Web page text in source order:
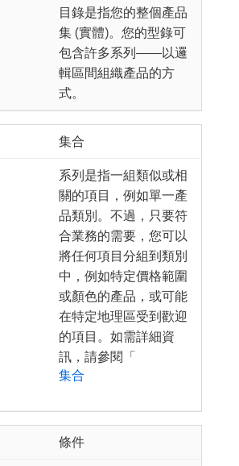
目錄是指您的整個產品
集 (實體)。您的型錄可
包含許多系列——以邏
輯區間組織產品的方
式。
集合
系列是指一組類似或相
關的項目，例如單一產
品類別。不過，只要符
合業務的需要，您可以
將任何項目分組到類別
中，例如特定價格範圍
或顏色的產品，或可能
在特定地理區受到歡迎
的項目。如需詳細資
訊，請參閱「
集合
條件